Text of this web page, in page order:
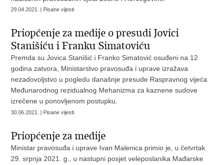
29.04.2021. | Pisane vijesti
Priopćenje za medije o presudi Jovici
Stanišiću i Franku Simatoviću
​Premda su Jovica Stanišić i Franko Simatović osuđeni na 12
godina zatvora, Ministarstvo pravosuđa i uprave izražava
nezadovoljstvo u pogledu današnje presude Raspravnog vijeća
Međunarodnog rezidualnog Mehanizma za kaznene sudove
izrečene u ponovljenom postupku.
30.06.2021. | Pisane vijesti
Priopćenje za medije
Ministar pravosuđa i uprave Ivan Malenica primio je, u četvrtak
29. srpnja 2021. g., u nastupni posjet veleposlanika Mađarske